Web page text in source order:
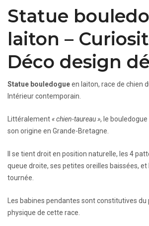
Statue
laiton –
Déco design
Statue bouledogueen laiton, race de chien
Intérieur contemporain.
Littéralement« chien-taureau », le bouledogue
son origine en Grande-Bretagne.
Il se tient droit en position naturelle, les 4
queue droite, ses petites oreilles baissées,
tournée.
Les babines pendantes sont constitutives
physique de cette race.